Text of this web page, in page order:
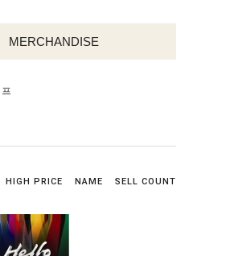
MERCHANDISE
HIGH PRICE NAME SELL COUNT